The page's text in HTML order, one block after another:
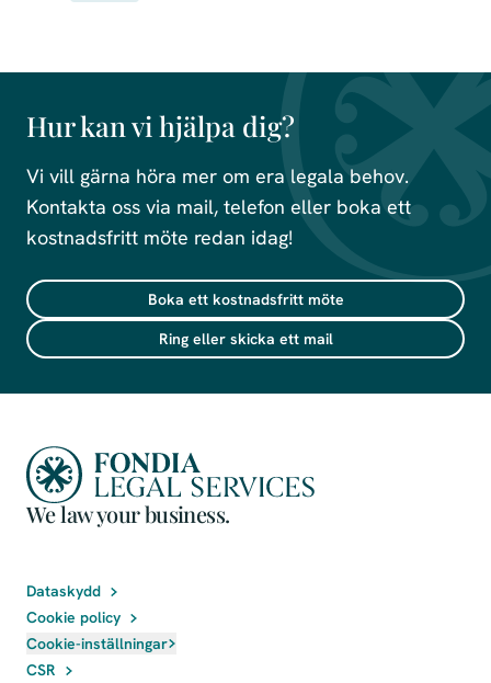
Hur kan vi hjälpa dig?
Vi vill gärna höra mer om era legala behov.
Kontakta oss via mail, telefon eller boka ett
kostnadsfritt möte redan idag!
Boka ett kostnadsfritt möte
Ring eller skicka ett mail
We law your business.
Dataskydd
Cookie policy
Cookie-inställningar
CSR